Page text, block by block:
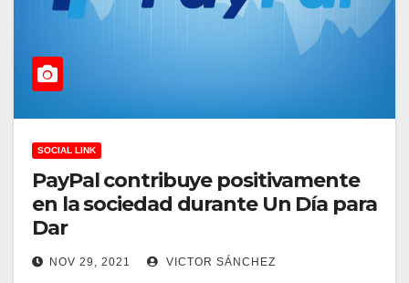
SOCIAL LINK
PayPal contribuye positivamente
en la sociedad durante Un Día para
Dar
NOV 29, 2021 VICTOR SÁNCHEZ